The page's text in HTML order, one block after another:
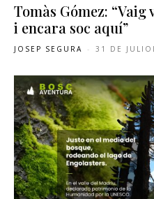
Tomàs Gómez:
i encara soc aquí”
JOSEP SEGURA - 31 DE